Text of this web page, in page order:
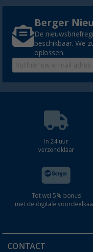
Berger
De
beschikbaar. We
oplossen.
In 24 uur
verzendklaar
Tot wel 5% bonus
met de digitale
CONTACT